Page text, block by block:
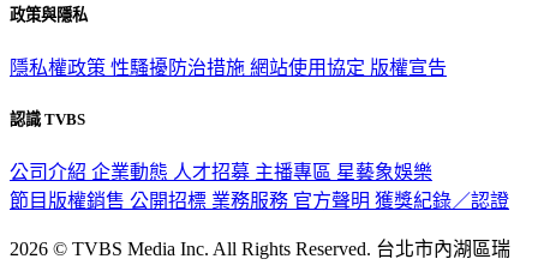
政策與隱私
隱私權政策 性騷擾防治措施 網站使用協定 版權宣告
認識 TVBS
公司介紹 企業動態 人才招募 主播專區 星藝象娛樂
節目版權銷售 公開招標 業務服務 官方聲明 獲獎紀錄／認證
2026 © TVBS Media Inc. All Rights Reserved. 台北市內湖區瑞